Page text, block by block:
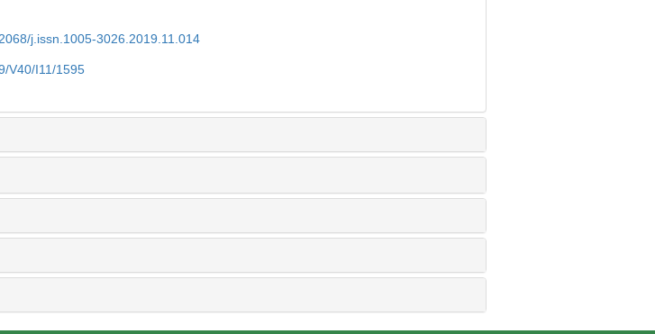
j.issn.1005-3026.2019.11.014
V40/I11/1595